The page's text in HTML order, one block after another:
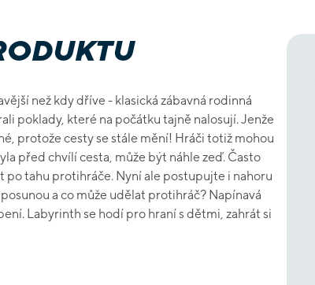
než kdy dříve - klasická zábavná rodinná
poklady, které na počátku tajně nalosují. Jenže
protože cesty se stále mění! Hráči totiž mohou
před chvílí cesta, může být náhle zeď. Často
po tahu protihráče. Nyní ale postupujte i nahoru
a co může udělat protihráč? Napínavá
Labyrinth se hodí pro hraní s dětmi, zahrát si